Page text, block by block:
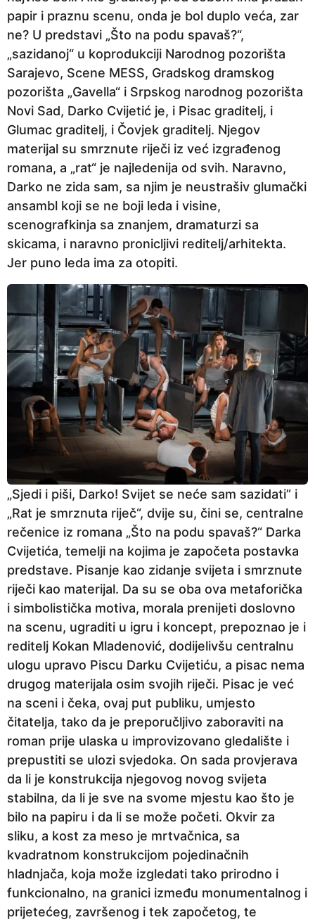
d
i
n
e
p
r
i
j
e
papir i praznu scenu, onda je bol duplo veća, zar
ne? U predstavi „Što na podu spavaš?“,
„sazidanoj“ u koprodukciji Narodnog pozorišta
Sarajevo, Scene MESS, Gradskog dramskog
pozorišta „Gavella“ i Srpskog narodnog pozorišta
Novi Sad, Darko Cvijetić je, i Pisac graditelj, i
Glumac graditelj, i Čovjek graditelj. Njegov
materijal su smrznute riječi iz već izgrađenog
romana, a „rat“ je najledenija od svih. Naravno,
Darko ne zida sam, sa njim je neustrašiv glumački
ansambl koji se ne boji leda i visine,
scenografkinja sa znanjem, dramaturzi sa
skicama, i naravno pronicljivi reditelj/arhitekta.
Jer puno leda ima za otopiti.
„Sjedi i piši, Darko! Svijet se neće sam sazidati” i
„Rat je smrznuta riječ“, dvije su, čini se, centralne
rečenice iz romana „Što na podu spavaš?“ Darka
Cvijetića, temelji na kojima je započeta postavka
predstave. Pisanje kao zidanje svijeta i smrznute
riječi kao materijal. Da su se oba ova metaforička
i simbolistička motiva, morala prenijeti doslovno
na scenu, ugraditi u igru i koncept, prepoznao je i
reditelj Kokan Mladenović, dodijelivšu centralnu
ulogu upravo Piscu Darku Cvijetiću, a pisac nema
drugog materijala osim svojih riječi. Pisac je već
na sceni i čeka, ovaj put publiku, umjesto
čitatelja, tako da je preporučljivo zaboraviti na
roman prije ulaska u improvizovano gledalište i
prepustiti se ulozi svjedoka. On sada provjerava
da li je konstrukcija njegovog novog svijeta
stabilna, da li je sve na svome mjestu kao što je
bilo na papiru i da li se može početi. Okvir za
sliku, a kost za meso je mrtvačnica, sa
kvadratnom konstrukcijom pojedinačnih
hladnjača, koja može izgledati tako prirodno i
funkcionalno, na granici između monumentalnog i
prijetećeg, završenog i tek započetog, te